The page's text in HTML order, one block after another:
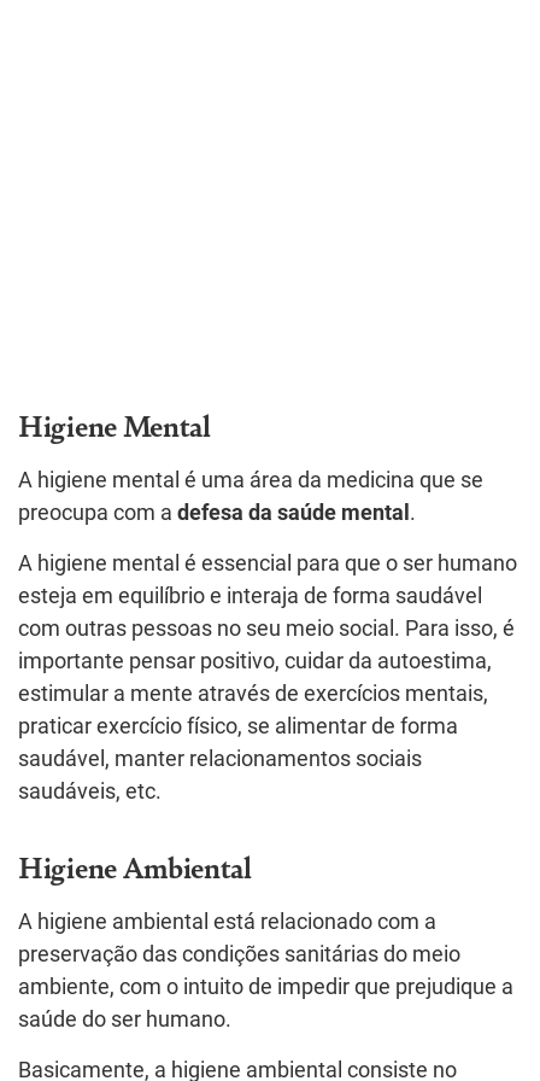
Higiene Mental
A higiene mental é uma área da medicina que se
preocupa com a defesa da saúde mental .
A higiene mental é essencial para que o ser humano
esteja em equilíbrio e interaja de forma saudável
com outras pessoas no seu meio social. Para isso, é
importante pensar positivo, cuidar da autoestima,
estimular a mente através de exercícios mentais,
praticar exercício físico, se alimentar de forma
saudável, manter relacionamentos sociais
saudáveis, etc.
Higiene Ambiental
A higiene ambiental está relacionado com a
preservação das condições sanitárias do meio
ambiente, com o intuito de impedir que prejudique a
saúde do ser humano.
Basicamente, a higiene ambiental consiste no